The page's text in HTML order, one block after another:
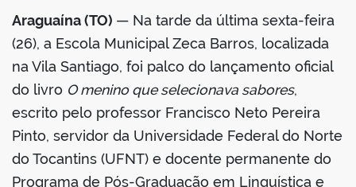
Araguaína (TO) — Na tarde da última sexta-feira
(26), a Escola Municipal Zeca Barros, localizada
na Vila Santiago, foi palco do lançamento oficial
do livro O menino que selecionava sabores,
escrito pelo professor Francisco Neto Pereira
Pinto, servidor da Universidade Federal do Norte
do Tocantins (UFNT) e docente permanente do
Programa de Pós-Graduação em Linguística e